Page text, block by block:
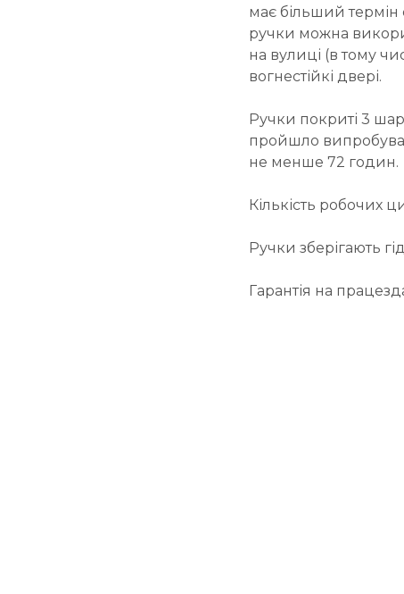
має більший термін
ручки можна
на вулиці (в тому
вогнестійкі двері.
Ручки покриті 3
пройшло
не менше 72 годин.
Кількість робочих
Ручки зберігають
Гарантія на